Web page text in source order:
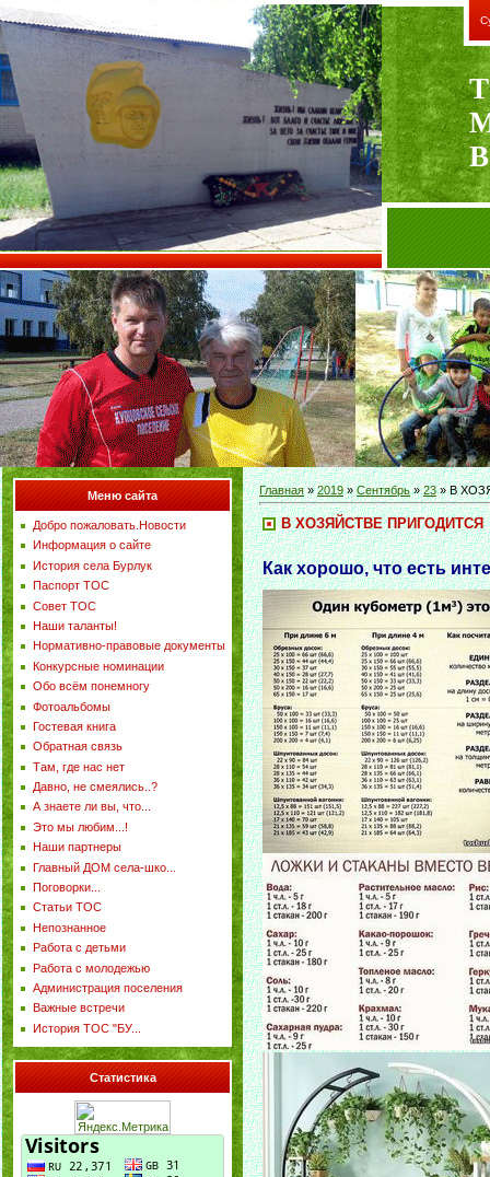
Меню сайта
Добро пожаловать.Новости
Информация о сайте
История села Бурлук
Паспорт ТОС
Совет ТОС
Наши таланты!
Нормативно-правовые документы
Конкурсные номинации
Обо всём понемногу
Фотоальбомы
Гостевая книга
Обратная связь
Там, где нас нет
Давно, не смеялись..?
А знаете ли вы, что...
Это мы любим...!
Наши партнеры
Главный ДОМ села-шко...
Поговорки...
Статьи ТОС
Непознанное
Работа с детьми
Работа с молодежью
Администрация поселения
Важные встречи
История ТОС "БУ...
Статистика
Главная»2019 » Сентябрь » 23» В
В ХОЗЯЙСТВЕ ПРИГОДИТСЯ
Как хорошо, что есть